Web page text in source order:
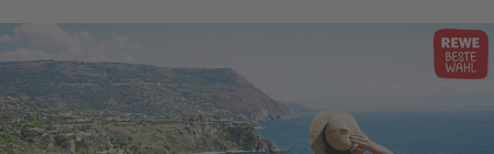
wenig Freizeit, bevor es mit dem Schiff wieder nach Festland geht.
Rückfahrt ins Hotel.
Transfer zum Flughafen und Rückflug nach Deutschland
Änderung des Reiseverlaufes vorbehalten.